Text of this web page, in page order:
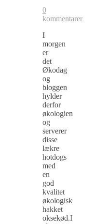
0
kommentarer
I
morgen
er
det
Økodag
og
bloggen
hylder
derfor
økologien
og
serverer
disse
lækre
hotdogs
med
en
god
kvalitet
økologisk
hakket
oksekød.I